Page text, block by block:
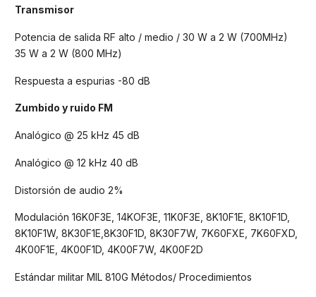
Transmisor
Potencia de salida RF alto / medio / 30 W a 2 W (700MHz)
35 W a 2 W (800 MHz)
Respuesta a espurias -80 dB
Zumbido y ruido FM
Analógico @ 25 kHz 45 dB
Analógico @ 12 kHz 40 dB
Distorsión de audio 2%
Modulación 16K0F3E, 14KOF3E, 11K0F3E, 8K10F1E, 8K10F1D,
8K10F1W, 8K30F1E,8K30F1D, 8K30F7W, 7K60FXE, 7K60FXD,
4K00F1E, 4K00F1D, 4K00F7W, 4K00F2D
Estándar militar MIL 810G Métodos/ Procedimientos